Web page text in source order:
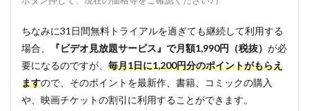
ちなみに31日間無料トライアルを過ぎても継続して利用する
場合、
『ビデオ見放題サービス』で月額1,990円（税抜） が必
要になるのですが、 毎月1日に1,200円分のポイントがもらえ
ますので、そのポイントを最新作、書籍、コミックの購入
や、映画チケットの割引に利用することができます。